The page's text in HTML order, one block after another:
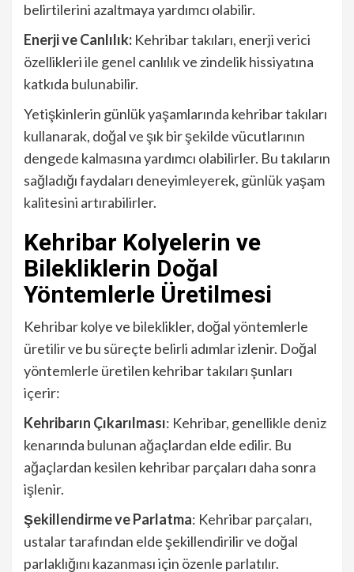
belirtilerini azaltmaya yardımcı olabilir.
Enerji ve Canlılık: Kehribar takıları, enerji verici
özellikleri ile genel canlılık ve zindelik hissiyatına
katkıda bulunabilir.
Yetişkinlerin günlük yaşamlarında kehribar takıları
kullanarak, doğal ve şık bir şekilde vücutlarının
dengede kalmasına yardımcı olabilirler. Bu takıların
sağladığı faydaları deneyimleyerek, günlük yaşam
kalitesini artırabilirler.
Kehribar Kolyelerin ve
Bilekliklerin Doğal
Yöntemlerle Üretilmesi
Kehribar kolye ve bileklikler, doğal yöntemlerle
üretilir ve bu süreçte belirli adımlar izlenir. Doğal
yöntemlerle üretilen kehribar takıları şunları
içerir:
Kehribarın Çıkarılması: Kehribar, genellikle deniz
kenarında bulunan ağaçlardan elde edilir. Bu
ağaçlardan kesilen kehribar parçaları daha sonra
işlenir.
Şekillendirme ve Parlatma: Kehribar parçaları,
ustalar tarafından elde şekillendirilir ve doğal
parlaklığını kazanması için özenle parlatılır.